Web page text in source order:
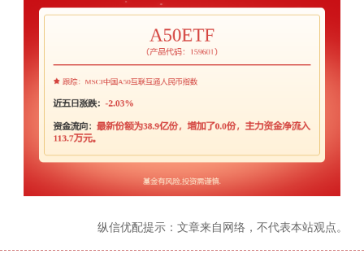
纵信优配提示：文章来自网络，不代表本站观点。